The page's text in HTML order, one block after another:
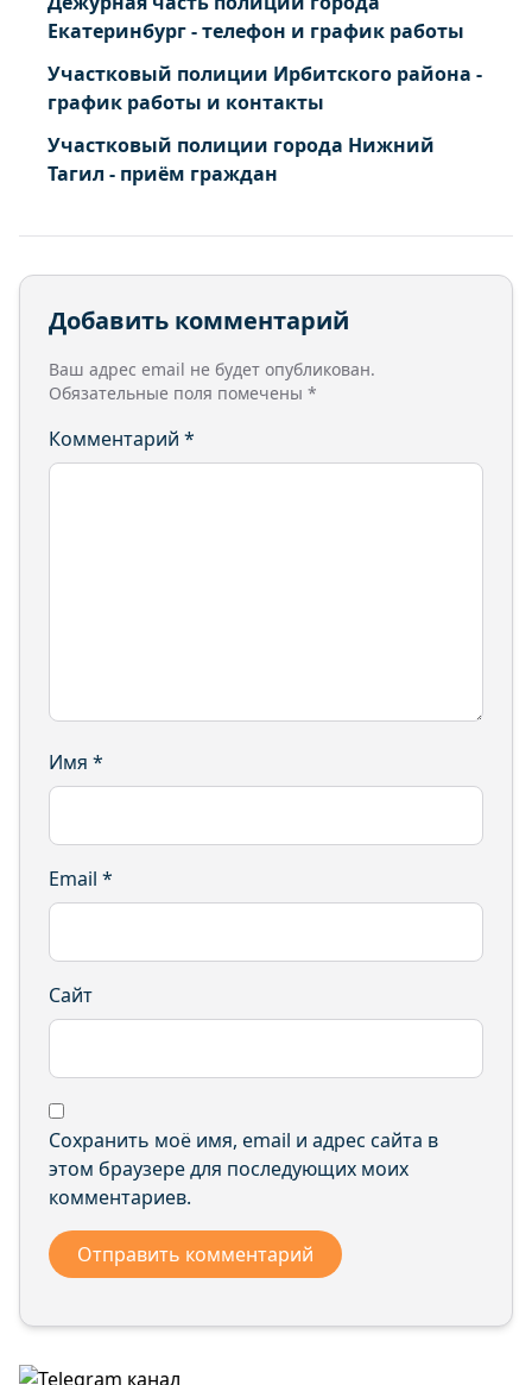
Екатеринбург - телефон и график работы
Участковый полиции Ирбитского района -
график работы и контакты
Участковый полиции города Нижний
Тагил - приём граждан
Добавить комментарий
Ваш адрес email не будет опубликован.
Обязательные поля помечены *
Комментарий *
Имя *
Email *
Сайт
Сохранить моё имя, email и адрес сайта в
этом браузере для последующих моих
комментариев.